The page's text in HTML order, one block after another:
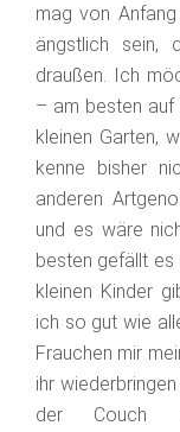
mag von
ängstlich sein,
draußen. Ich
– am besten auf
kleinen Garten,
kenne bisher
anderen
und es wäre
besten gefällt es
kleinen Kinder
ich so gut wie
Frauchen mir
ihr
der Couch